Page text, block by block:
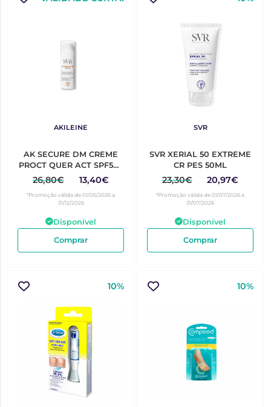
AKILEINE
AK SECURE DM CREME
PROCT QUER ACT SPF50+
50ML
26,80€ 13,40€
*Promoção válida de 01/05/2026 a
31/12/2026
Disponível
Comprar
SVR
SVR XERIAL 50 EXTREME
CR PES 50ML
23,30€ 20,97€
*Promoção válida de 01/07/2026 a
31/07/2026
Disponível
Comprar
10% 10%